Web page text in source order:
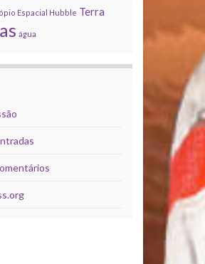
Espacial Hubble Terra
água